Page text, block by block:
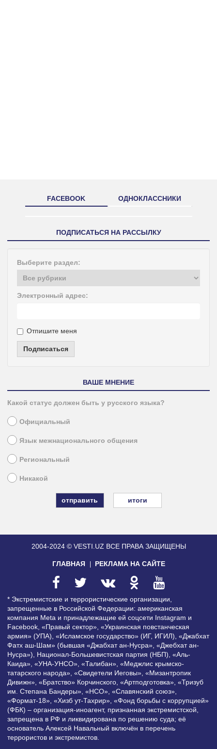
FACEBOOK ОДНОКЛАССНИКИ
ПОДПИСАТЬСЯ НА РАССЫЛКУ
Выберите раздел:
Электронный адрес:
Отпишите меня
Подписаться
ВАШЕ МНЕНИЕ
Какой статус должен быть у русского языка?
Официальный
Язык межнационального общения
Региональный
Никакой
итоги
2004-2024 © VESTI.UZ ВСЕ ПРАВА ЗАЩИЩЕНЫ
ГЛАВНАЯ РЕКЛАМА НА САЙТЕ
* Экстремистские и террористические организации,
запрещенные в Российской Федерации: американская
компания Meta и принадлежащие ей соцсети Instagram и
Facebook, «Правый сектор», «Украинская повстанческая
армия» (УПА), «Исламское государство» (ИГ, ИГИЛ), «Джабхат
Фатх аш-Шам» (бывшая «Джабхат ан-Нусра», «Джебхат ан-
Нусра»), Национал-Большевистская партия (НБП), «Аль-
Каида», «УНА-УНСО», «Талибан», «Меджлис крымско-
татарского народа», «Свидетели Иеговы», «Мизантропик
Дивижн», «Братство» Корчинского, «Артподготовка», «Тризуб
им. Степана Бандеры», «НСО», «Славянский союз»,
«Формат-18», «Хизб ут-Тахрир», «Фонд борьбы с коррупцией»
(ФБК) – организация-иноагент, признанная экстремистской,
запрещена в РФ и ликвидирована по решению суда; её
основатель Алексей Навальный включён в перечень
террористов и экстремистов.